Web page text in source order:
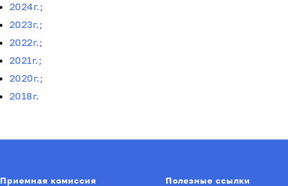
2024г.;
2023г.;
2022г.;
2021г.;
2020г.;
2018г.
Приемная комиссия Полезные ссылки